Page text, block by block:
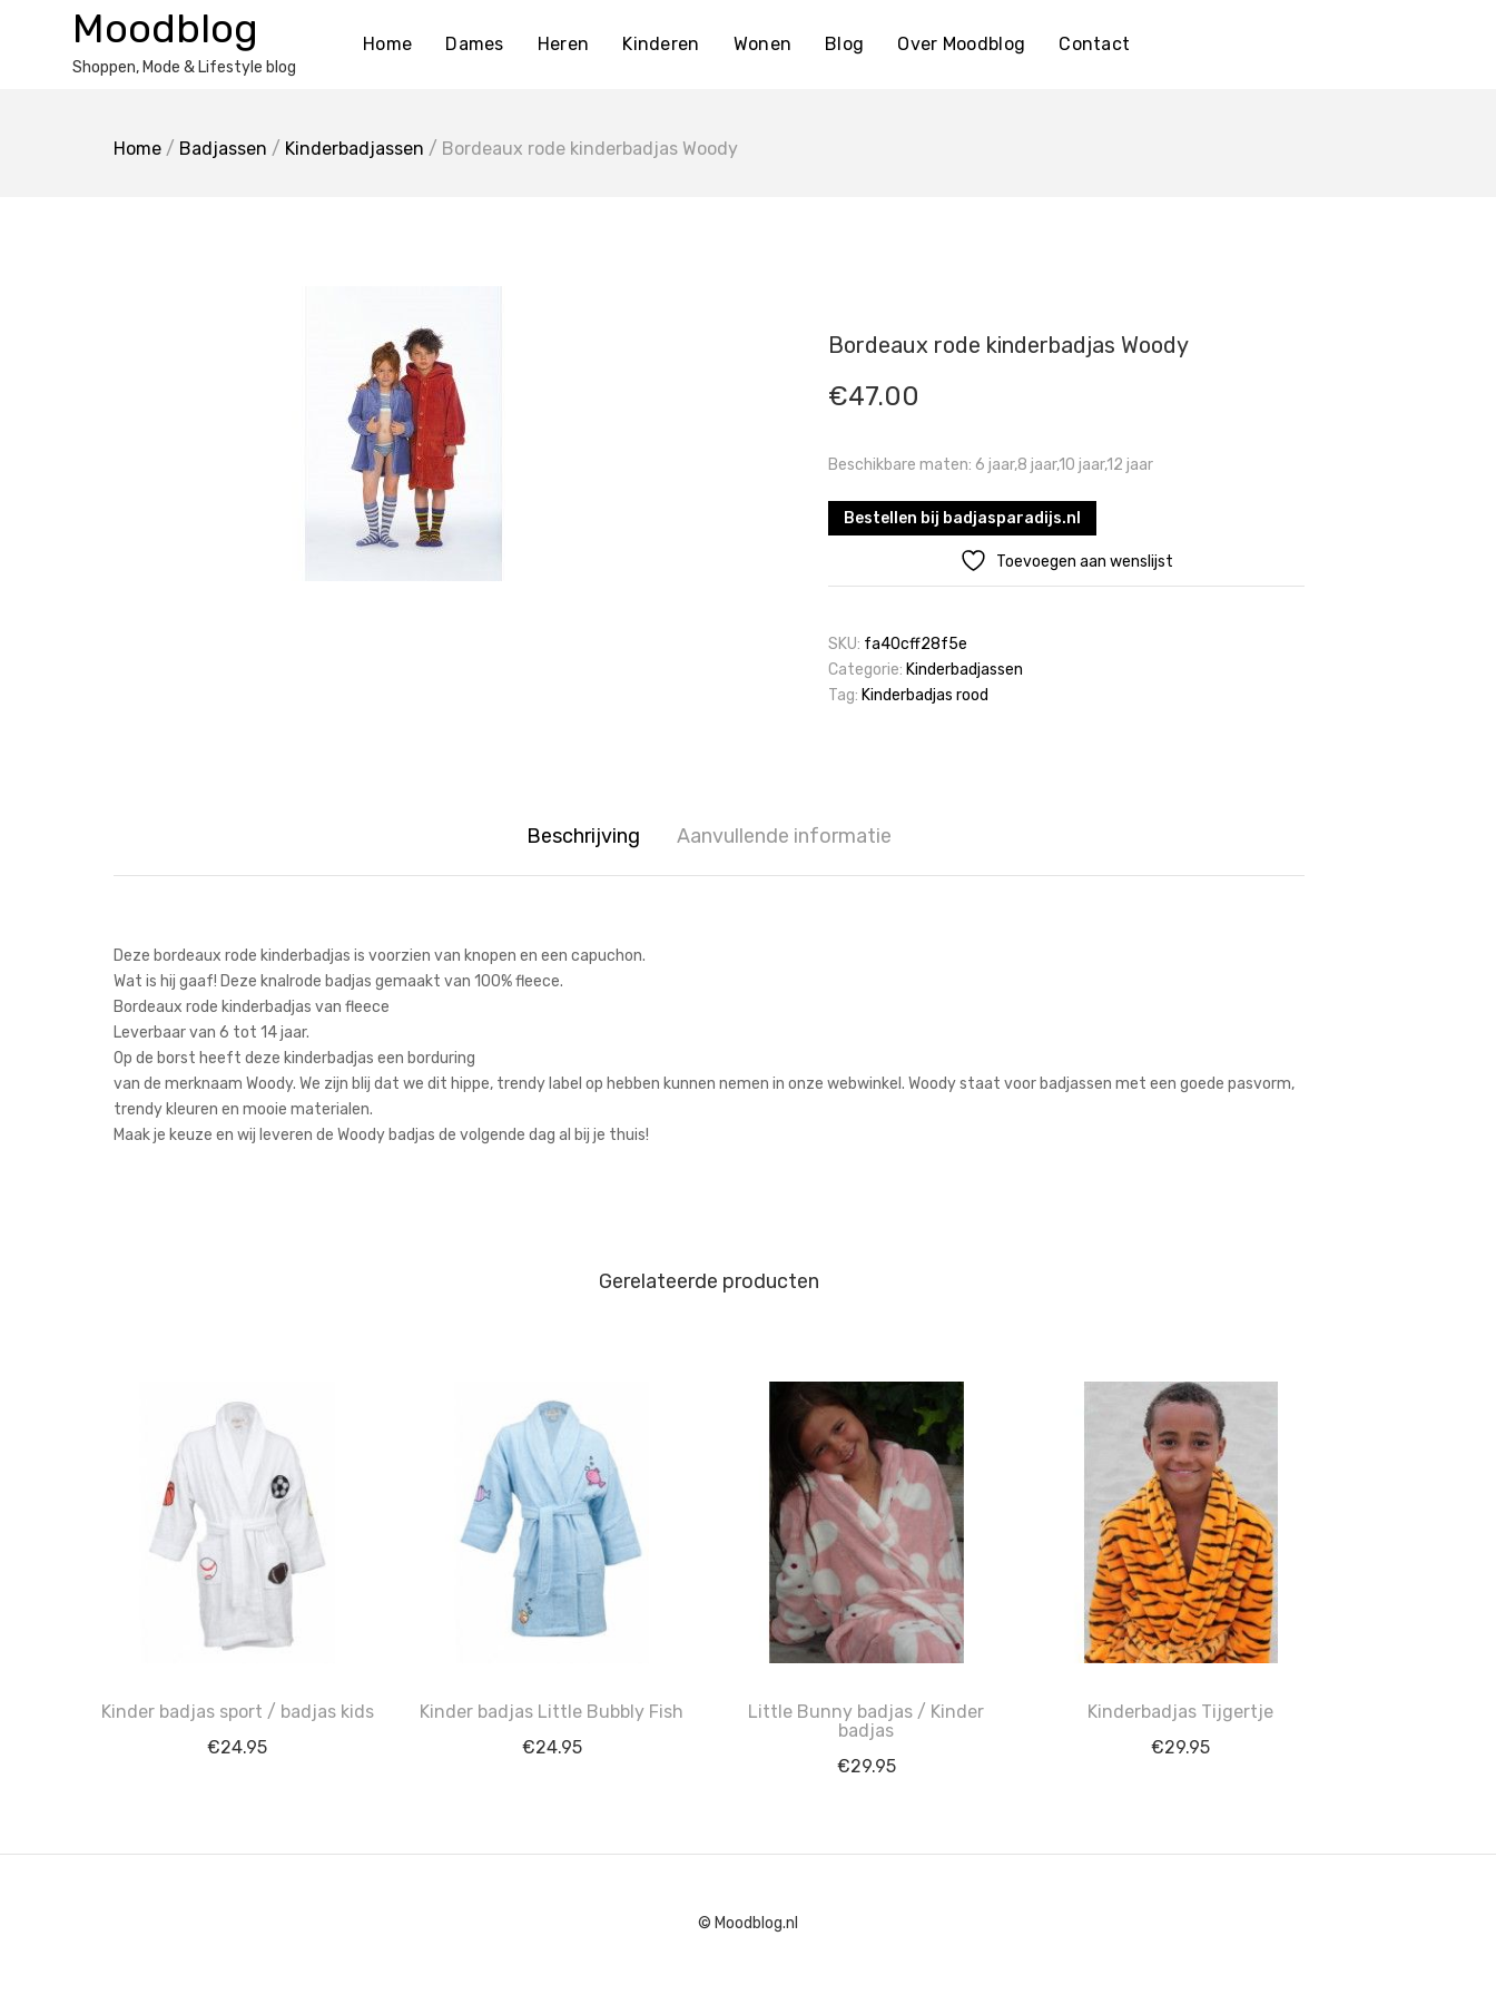
Moodblog
Shoppen, Mode & Lifestyle blog
Home Dames Heren Kinderen Wonen Blog Over Moodblog Contact
Home / Badjassen / Kinderbadjassen / Bordeaux rode kinderbadjas Woody
Bordeaux rode kinderbadjas Woody
€47.00
Beschikbare maten: 6 jaar,8 jaar,10 jaar,12 jaar
Bestellen bij badjasparadijs.nl
Toevoegen aan wenslijst
SKU: fa40cff28f5e
Categorie: Kinderbadjassen
Tag: Kinderbadjas rood
Beschrijving Aanvullende informatie
Deze bordeaux rode kinderbadjas is voorzien van knopen en een capuchon.
Wat is hij gaaf! Deze knalrode badjas gemaakt van 100% fleece.
Bordeaux rode kinderbadjas van fleece
Leverbaar van 6 tot 14 jaar.
Op de borst heeft deze kinderbadjas een borduring
van de merknaam Woody. We zijn blij dat we dit hippe, trendy label op hebben kunnen nemen in onze webwinkel. Woody staat voor badjassen met een goede pasvorm,
trendy kleuren en mooie materialen.
Maak je keuze en wij leveren de Woody badjas de volgende dag al bij je thuis!
Gerelateerde producten
Kinder badjas sport / badjas kids
€24.95
Kinder badjas Little Bubbly Fish
€24.95
Little Bunny badjas / Kinder
badjas
€29.95
Kinderbadjas Tijgertje
€29.95
© Moodblog.nl